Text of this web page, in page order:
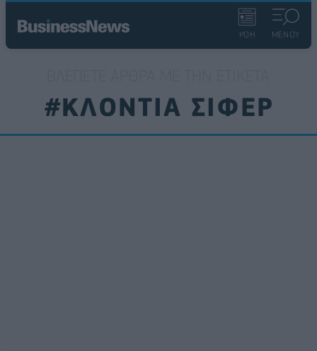
ΡΟΗ ΜΕΝΟΥ
#ΚΛΟΝΤΙΑ ΣΙΦΕΡ